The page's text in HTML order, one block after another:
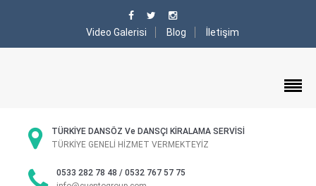
Video Galerisi Blog İletişim
TÜRKİYE DANSÖZ Ve DANSÇI KİRALAMA SERVİSİ
TÜRKİYE GENELİ HİZMET VERMEKTEYİZ
0533 282 78 48 / 0532 767 57 75